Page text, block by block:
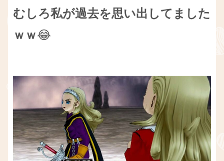
むしろ私が過去を思い出してました
ｗｗ😂